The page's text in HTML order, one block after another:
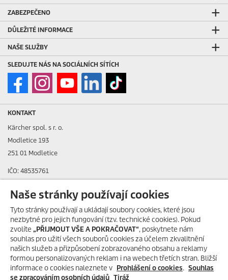
ZABEZPEČENO
DŮLEŽITÉ INFORMACE
NAŠE SLUŽBY
SLEDUJTE NÁS NA SOCIÁLNÍCH SÍTÍCH
KONTAKT
Kärcher spol. s r. o.
Modletice 193
251 01 Modletice
IČO: 48535761
ID datové schránky: ic4eqpk
> Tiráž
Zákaznická linka:
+420 323 555 555
E-mail:info@karcher.cz
Po-Pá: 8-17 hod.
Naše stránky používají cookies
Tyto stránky používají a ukládají soubory cookies, které jsou
nezbytné pro jejich fungování (tzv. technické cookies). Pokud
zvolíte „PŘIJMOUT VŠE A POKRAČOVAT“, poskytnete nám
souhlas pro užití všech souborů cookies za účelem zkvalitnění
našich služeb a přizpůsobení zobrazovaného obsahu a reklamy
formou personalizovaných reklam i na webech třetích stran. Bližší
informace o cookies naleznete v Prohlášení o cookies. Souhlas
se zpracováním osobních údajů Tiráž